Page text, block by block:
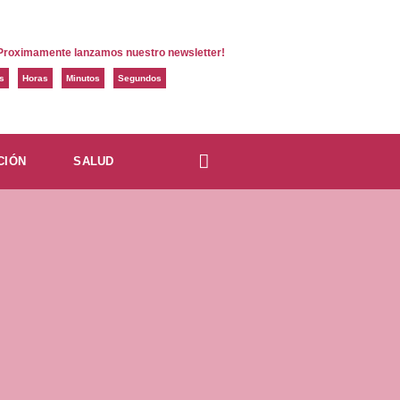
lanzamos nuestro newsletter!
Horas Minutos Segundos
SALUD